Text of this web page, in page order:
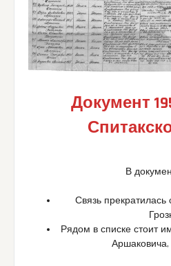
Документ
В
Связь прекратилась
Рядом в списке стоит
Аршаковича,